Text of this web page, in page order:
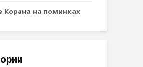
Корана на поминках